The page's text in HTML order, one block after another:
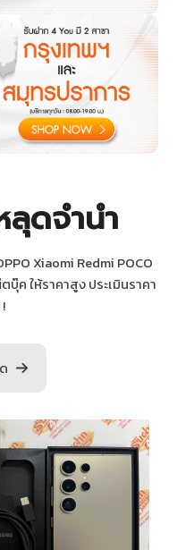
ลุดจำนำ
Xiaomi Redmi POCO
บุ๊ค ให้ราคาสูง ประเมินราคา